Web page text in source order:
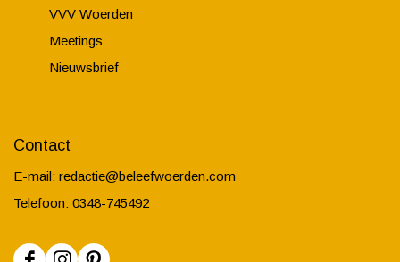
VVV Woerden
Meetings
Nieuwsbrief
Contact
E-mail: redactie@beleefwoerden.com
Telefoon: 0348-745492